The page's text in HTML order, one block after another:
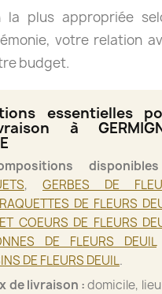
la plus appropriée
votre relation
budget.
essentielles
à
, GERBES DE
RAQUETTES DE FLEURS
COEURS DE FLEURS
DE FLEURS DEUIL
DE FLEURS DEUIL.
de livraison :domicile,